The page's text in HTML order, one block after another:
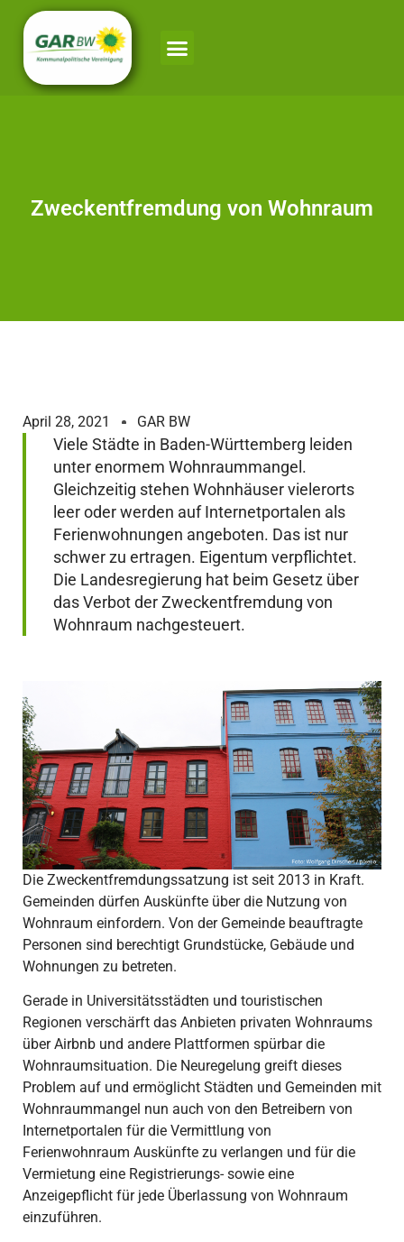
Zweckentfremdung von Wohnraum
April 28, 2021 GAR BW
Viele Städte in Baden-Württemberg leiden
unter enormem Wohnraummangel.
Gleichzeitig stehen Wohnhäuser vielerorts
leer oder werden auf Internetportalen als
Ferienwohnungen angeboten. Das ist nur
schwer zu ertragen. Eigentum verpflichtet.
Die Landesregierung hat beim Gesetz über
das Verbot der Zweckentfremdung von
Wohnraum nachgesteuert.
Die Zweckentfremdungssatzung ist seit 2013 in Kraft.
Gemeinden dürfen Auskünfte über die Nutzung von
Wohnraum einfordern. Von der Gemeinde beauftragte
Personen sind berechtigt Grundstücke, Gebäude und
Wohnungen zu betreten.
Gerade in Universitätsstädten und touristischen
Regionen verschärft das Anbieten privaten Wohnraums
über Airbnb und andere Plattformen spürbar die
Wohnraumsituation. Die Neuregelung greift dieses
Problem auf und ermöglicht Städten und Gemeinden mit
Wohnraummangel nun auch von den Betreibern von
Internetportalen für die Vermittlung von
Ferienwohnraum Auskünfte zu verlangen und für die
Vermietung eine Registrierungs- sowie eine
Anzeigepflicht für jede Überlassung von Wohnraum
einzuführen.